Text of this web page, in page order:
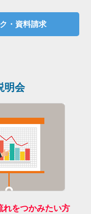
・資料請求
明会
れをつかみたい方